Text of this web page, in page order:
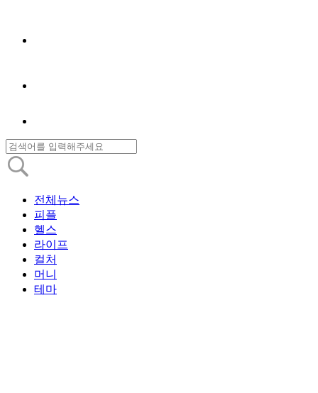
전체뉴스
피플
헬스
라이프
컬처
머니
테마